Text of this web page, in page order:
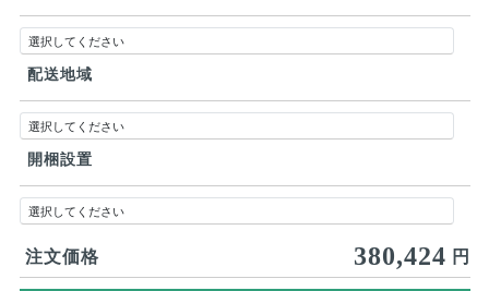
配送地域
開梱設置
注文価格 380,424 円